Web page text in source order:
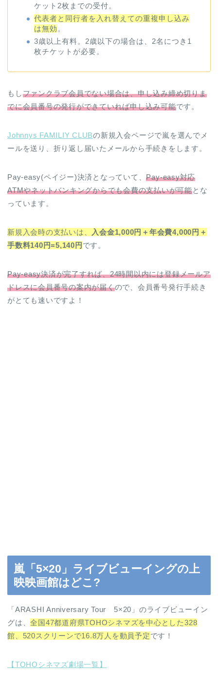
ケット2枚までの受付。
代表者と同行者を入れ替えての重複申し込み
は無効 。
3歳以上有料。2歳以下の場合は、2名につき1
枚チケットが必要。
もしファンクラブ会員でない場合は、申し込み締め切りま
でに会員番号の発行ができていれば申し込み可能です。
Johnnys FAMILIY CLUBの新規入会ページで嵐を選んでメ
ールを送り、折り返し届いたメールから手続きをします。
Pay-easy(ペイジー)決済となっていて、Pay-easy対応
ATMやネットバンキングからでも会費の支払いが可能とな
っています。
新規入会時の支払いは、
入会金1,000円＋年会費4,000円＋
手数料140円=5,140円 です。
Pay-easy決済が完了すれば、24時間以内には登録メールア
ドレスに会員番号の案内が届くので、会員番号発行手続き
がとても速いですよ！
嵐「5×20」ライブビューイングの上
映映画館はどこ?
「ARASHI Anniversary Tour 5×20」のライブビューイン
グは、全国47都道府県TOHOシネマズを中心とした328
館、520スクリーンで16.8万人を動員予定です！
【TOHOシネマズ劇場一覧】